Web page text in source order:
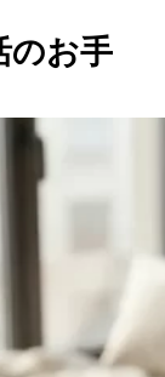
のお手